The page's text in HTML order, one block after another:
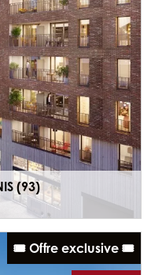
(93)
🎟️ Offre exclusive 🎟️